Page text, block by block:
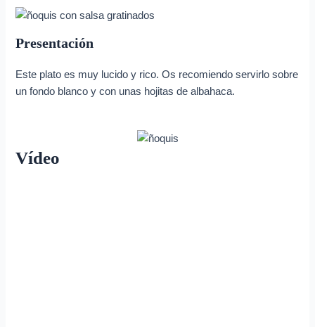
Presentación
Este plato es muy lucido y rico. Os recomiendo servirlo sobre
un fondo blanco y con unas hojitas de albahaca.
Vídeo